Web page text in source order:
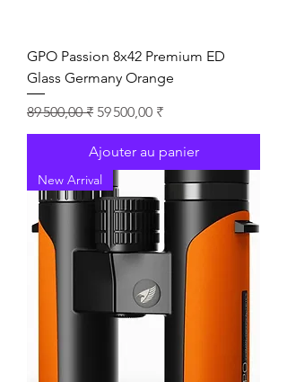
GPO Passion 8x42 Premium ED
Glass Germany Orange
Prix original
89 500,00 ₹ Prix promotionnel
59 500,00 ₹
Ajouter au panier
New Arrival